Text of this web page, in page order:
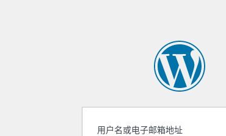
用户名或电子邮箱地址